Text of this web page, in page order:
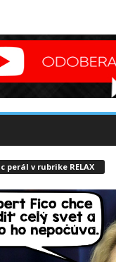
perál v rubrike RELAX